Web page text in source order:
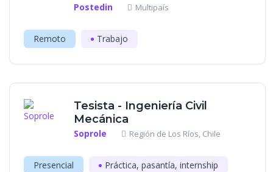
Postedin Multipaís
Remoto Trabajo
Tesista - Ingeniería Civil
Mecánica
Soprole Región de Los Ríos, Chile
Presencial Práctica, pasantía, internship